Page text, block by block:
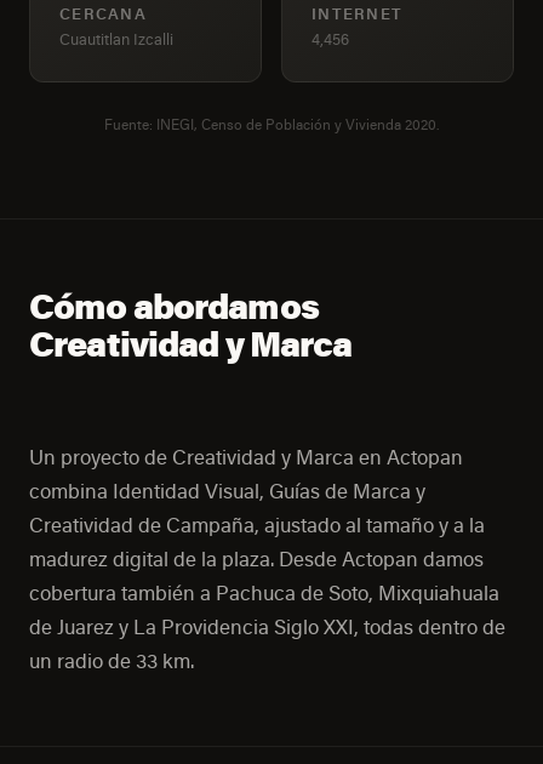
CERCANA
Cuautitlan Izcalli
INTERNET
4,456
Fuente: INEGI, Censo de Población y Vivienda 2020.
Cómo abordamos
Creatividad y Marca
Un proyecto de Creatividad y Marca en Actopan
combina Identidad Visual, Guías de Marca y
Creatividad de Campaña, ajustado al tamaño y a la
madurez digital de la plaza. Desde Actopan damos
cobertura también a Pachuca de Soto, Mixquiahuala
de Juarez y La Providencia Siglo XXI, todas dentro de
un radio de 33 km.